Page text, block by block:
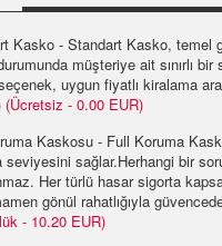
Kasko - Standart Kasko, temel
müşteriye ait sınırlı bir
uygun fiyatlı kiralama
(Ücretsiz - 0.00 EUR)
Kaskosu - Full Koruma
seviyesini sağlar.Herhangi bir
Her türlü hasar sigorta
gönül rahatlığıyla
- 10.20 EUR)